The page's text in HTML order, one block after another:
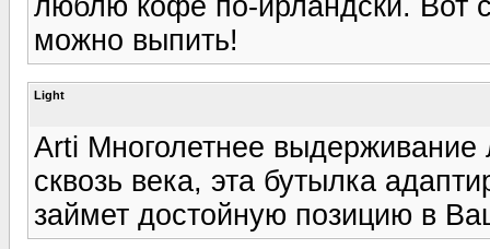
можно выпить!
Light
Arti Многолетнее выдерживание
сквозь века, эта бутылка
займет достойную позицию в